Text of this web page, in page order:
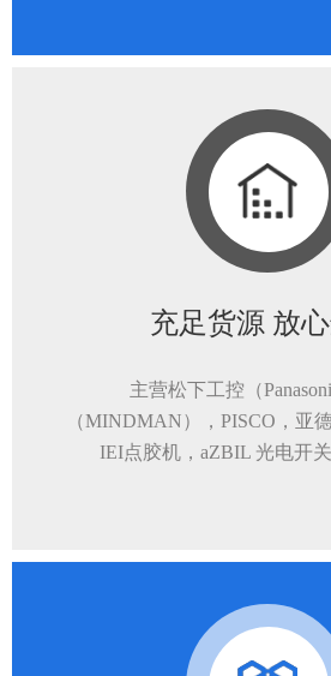
充足货源 放
主营松下工控（
（MINDMAN），PISCO，亚
IEI点胶机，aZBIL 光电开